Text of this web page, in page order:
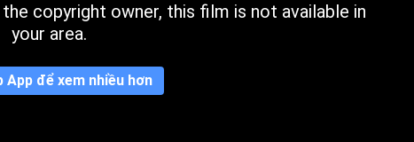
copyright owner, this film is not available in
your area.
App để xem nhiều hơn